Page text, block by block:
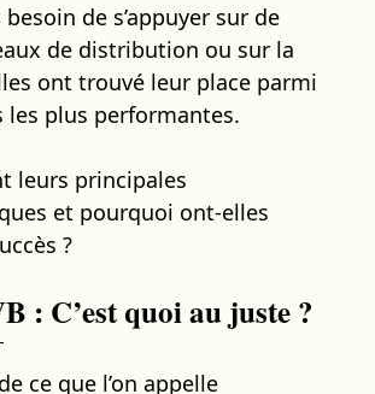
besoin de s’appuyer sur de
de distribution ou sur la
ont trouvé leur place parmi
les plus performantes.
leurs principales
et pourquoi ont-elles
?
: C’est quoi au juste ?
ce que l’on appelle